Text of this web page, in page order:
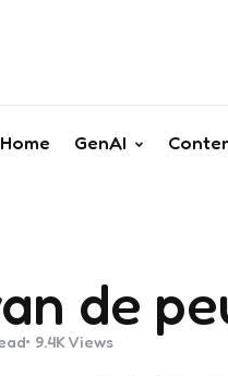
Home GenAI
de
9.4K Views